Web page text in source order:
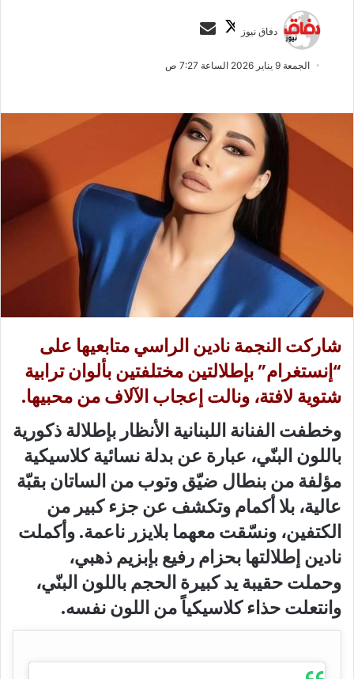
دفاق نيوز
ت
ب
ل
ى
س
ر
ي
د
ا
إ
ل
و
ن
ا
الجمعة 9 يناير 2026 الساعة 7:27 ص
شاركت النجمة نادين الراسي متابعيها على
“إنستغرام” بإطلالتين مختلفتين بألوان ترابية
شتوية لافتة، ونالت إعجاب الآلاف من محبيها.
وخطفت الفنانة اللبنانية الأنظار بإطلالة ذكورية
باللون البنّي، عبارة عن بدلة نسائية كلاسيكية
مؤلفة من بنطال ضيّق وتوب من الساتان بقبّة
عالية، بلا أكمام وتكشف عن جزء كبير من
الكتفين، ونسّقت معهما بلايزر ناعمة. وأكملت
نادين إطلالتها بحزام رفيع بإبزيم ذهبي،
وحملت حقيبة يد كبيرة الحجم باللون البنّي،
وانتعلت حذاء كلاسيكياً من اللون نفسه.